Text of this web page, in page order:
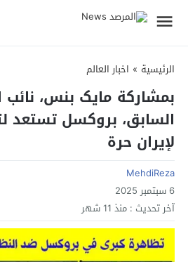
الرئيسية » اخبار العالم
بمشارکة مایک بنس، نائب
السابق، بروکسل تستعد
لإیران حرة
MehdiReza
6 سبتمبر 2025
آخر تحديث : منذ 11 شهر